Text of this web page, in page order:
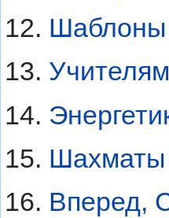
Шаблоны
Шахматы
Вперед,